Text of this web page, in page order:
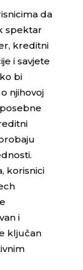
da
spektar
kreditni
i savjete
bi
njihovoj
korisnici
i
ključan